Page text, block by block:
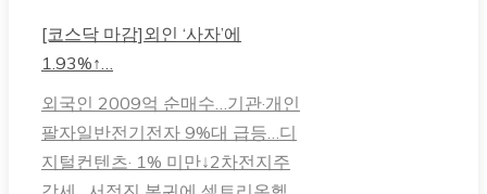
[코스닥 마감]외인 ‘사자’에
1.93%↑…
외국인 2009억 순매수…기관·개인
팔자일반전기전자 9%대 급등…디
지털컨텐츠· 1% 미만↓2차전지주